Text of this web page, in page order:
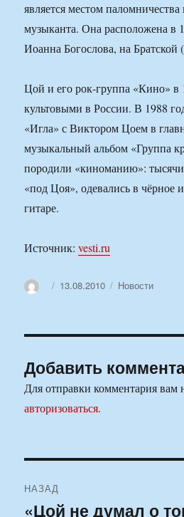
является местом
музыканта. Она расположена в
Иоанна Богослова, на Братской
Цой и его рок-группа «Кино» в
культовыми в России. В 1988
«Игла» с Виктором Цоем в
музыкальный альбом «Группа
породили «киноманию»: тысячи
«под Цоя», одевались в чёрное
гитаре.
Источник:vesti.ru
АвторОпубликовано
13.08.2010 Рубрики
Новости
Добавить
Для отправки комментария вам
авторизоваться.
по
НАЗАД
Предыдущая
«Цой не думал о